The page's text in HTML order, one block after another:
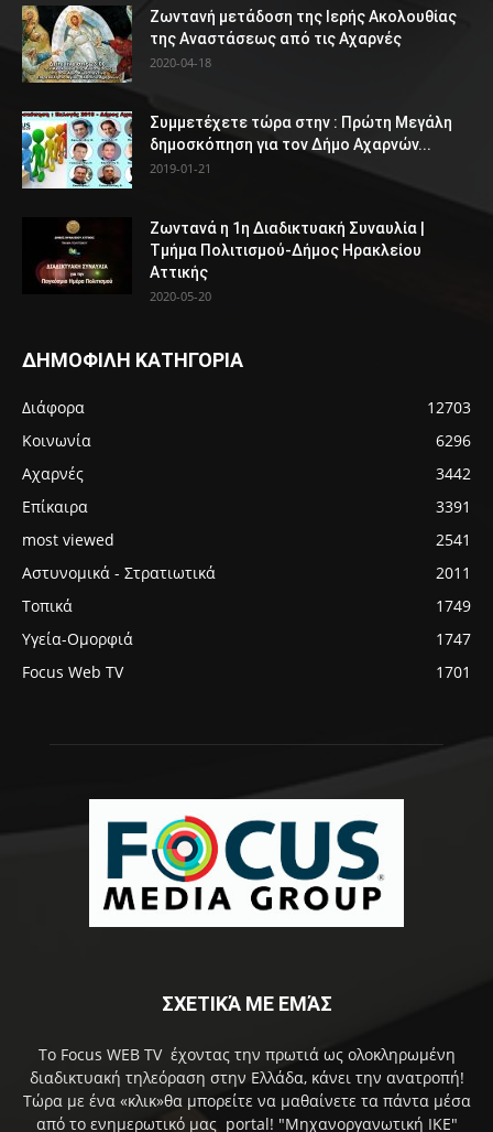
Ζωντανή μετάδοση της Ιερής Ακολουθίας
της Αναστάσεως από τις Αχαρνές
2020-04-18
Συμμετέχετε τώρα στην : Πρώτη Μεγάλη
δημοσκόπηση για τον Δήμο Αχαρνών...
2019-01-21
Ζωντανά η 1η Διαδικτυακή Συναυλία |
Τμήμα Πολιτισμού-Δήμος Ηρακλείου
Αττικής
2020-05-20
ΔΗΜΟΦΙΛΗ ΚΑΤΗΓΟΡΙΑ
Διάφορα
12703
Κοινωνία
6296
Αχαρνές
3442
Επίκαιρα
3391
most viewed
2541
Αστυνομικά - Στρατιωτικά
2011
Τοπικά
1749
Υγεία-Ομορφιά
1747
Focus Web TV
1701
ΣΧΕΤΙΚΆ ΜΕ ΕΜΆΣ
Το Focus WEB TV έχοντας την πρωτιά ως ολοκληρωμένη
διαδικτυακή τηλεόραση στην Ελλάδα, κάνει την ανατροπή!
Τώρα με ένα «κλικ»θα μπορείτε να μαθαίνετε τα πάντα μέσα
από το ενημερωτικό μας portal! "Μηχανοργανωτική ΙΚΕ"